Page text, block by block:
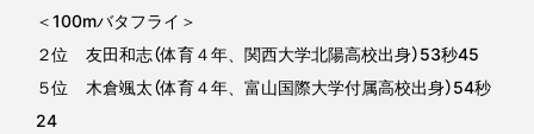
＜100mバタフライ＞
２位 友田和志（体育４年、関西大学北陽高校出身）53秒45
５位 木倉颯太（体育４年、富山国際大学付属高校出身）54秒
24